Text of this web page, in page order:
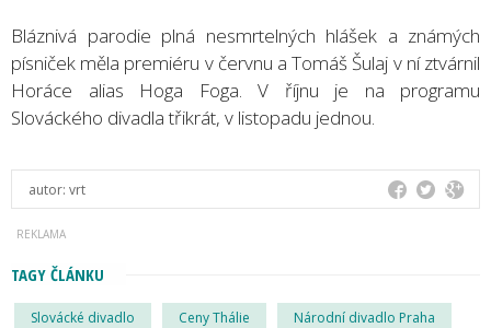
Bláznivá parodie plná nesmrtelných hlášek a známých
písniček měla premiéru v červnu a Tomáš Šulaj v ní ztvárnil
Horáce alias Hoga Foga. V říjnu je na programu
Slováckého divadla třikrát, v listopadu jednou.
autor: vrt
TAGY ČLÁNKU
Slovácké divadlo Ceny Thálie Národní divadlo Praha